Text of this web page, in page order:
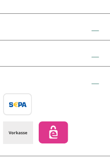
Banktransfer
Vorkasse